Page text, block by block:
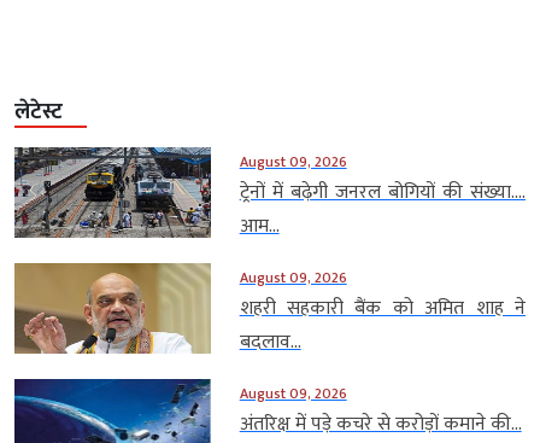
लेटेस्ट
August 09, 2026
ट्रेनों में बढ़ेगी जनरल बोगियों की संख्या….
आम...
August 09, 2026
शहरी सहकारी बैंक को अमित शाह ने
बदलाव...
August 09, 2026
अंतरिक्ष में पड़े कचरे से करोड़ों कमाने की...